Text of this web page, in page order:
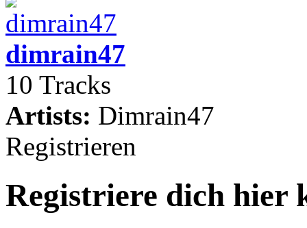
dimrain47
10 Tracks
Artists: Dimrain47
Registrieren
Registriere dich hier